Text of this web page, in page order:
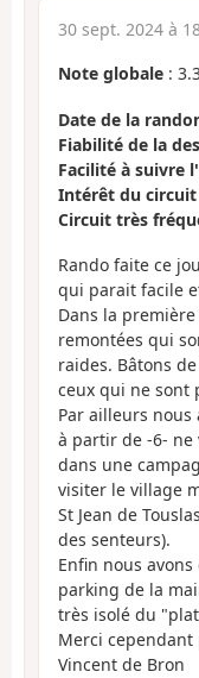
30 sept. 2024 à
Note globale :
Date de la
Fiabilité de la
Facilité à suivre
Intérêt du
Circuit très
Rando faite ce
qui parait facile
Dans la
remontées qui
raides. Bâtons
ceux qui ne sont
Par ailleurs
à partir de -6-
dans une
visiter le village
St Jean de
des senteurs).
Enfin nous
parking de la
très isolé du
Merci
Vincent de Bron